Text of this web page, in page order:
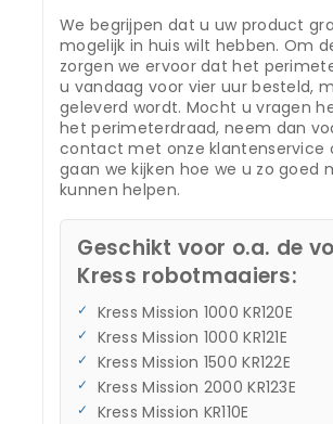
We begrijpen dat u uw product
mogelijk in huis wilt hebben. Om
zorgen we ervoor dat het
u vandaag voor vier uur besteld,
geleverd wordt. Mocht u vragen
het perimeterdraad, neem dan
contact met onze klantenservice
gaan we kijken hoe we u zo goed
kunnen helpen.
Geschikt voor o.a. de
Kress robotmaaiers:
Kress Mission 1000 KR120E
Kress Mission 1000 KR121E
Kress Mission 1500 KR122E
Kress Mission 2000 KR123E
Kress Mission KR110E